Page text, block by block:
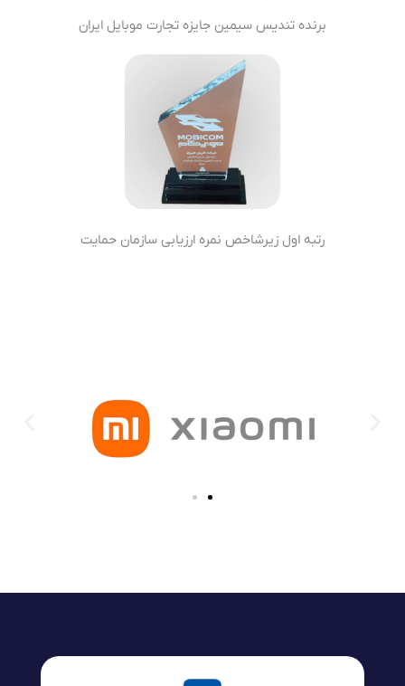
برنده تندیس سیمین جایزه تجارت موبایل ایران
رتبه اول زیرشاخص نمره ارزیابی سازمان حمایت